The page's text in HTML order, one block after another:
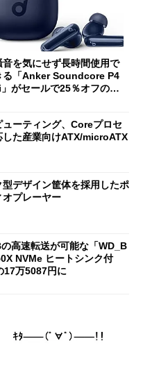
音を気にせず長時間使用で
る「Anker Soundcore P4
がセールで25％オフの59
ューティング、Coreプロセ
した産業向けATX/microATX
デザイン筐体を採用したポ
オプレーヤー
高速転送が可能な「WD_B
NVMe ヒートシンク付
17万5087円に